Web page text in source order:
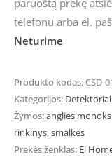
paruoštą prekę
telefonu arba el.
Neturime
Produkto kodas: CSD-
Kategorijos: Detektoriai
Žymos:anglies
rinkinys,smalkės
Prekės ženklas: El